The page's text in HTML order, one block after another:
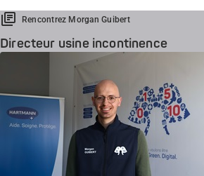
Rencontrez Morgan Guibert
Directeur usine incontinence